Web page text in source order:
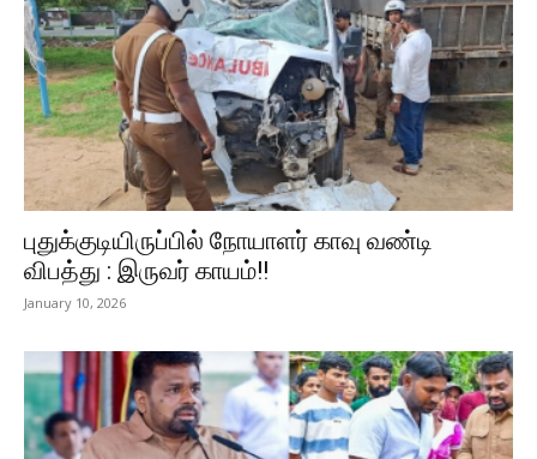
புதுக்குடியிருப்பில் நோயாளர் காவு வண்டி
விபத்து : இருவர் காயம்!!
January 10, 2026